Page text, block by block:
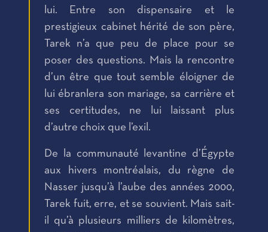
lui. Entre son dispensaire et le
prestigieux cabinet hérité de son père,
Tarek n’a que peu de place pour se
poser des questions. Mais la rencontre
d’un être que tout semble éloigner de
lui ébranlera son mariage, sa carrière et
ses certitudes, ne lui laissant plus
d’autre choix que l’exil.
De la communauté levantine d’Égypte
aux hivers montréalais, du règne de
Nasser jusqu’à l’aube des années 2000,
Tarek fuit, erre, et se souvient. Mais sait-
il qu’à plusieurs milliers de kilomètres,